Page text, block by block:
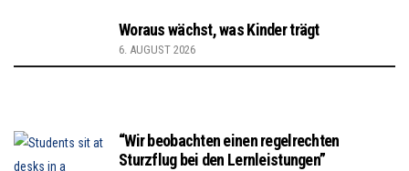
Woraus wächst, was Kinder trägt
6. AUGUST 2026
“Wir beobachten einen regelrechten
Sturzflug bei den Lernleistungen”